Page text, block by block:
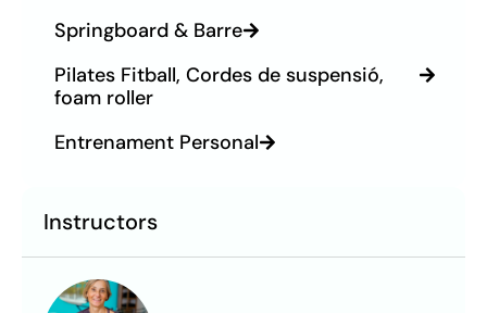
Springboard & Barre
Pilates Fitball, Cordes de suspensió,
foam roller
Entrenament Personal
Instructors